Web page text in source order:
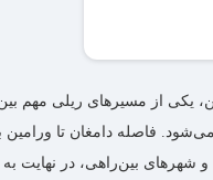
یکی از مسیرهای ریلی
و شهرهای بین‌راهی، در نهایت